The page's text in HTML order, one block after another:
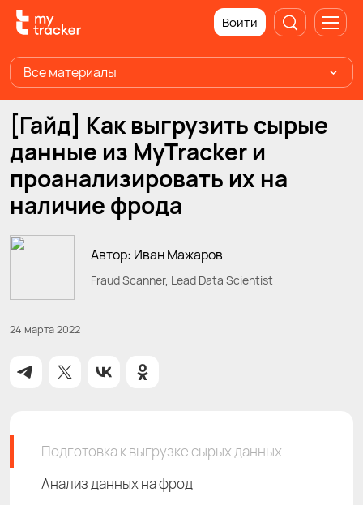
Войти
Все материалы
[Гайд] Как выгрузить сырые
данные из MyTracker и
проанализировать их на
наличие фрода
Автор: Иван Мажаров
Fraud Scanner, Lead Data Scientist
24 марта 2022
Подготовка к выгрузке сырых данных
Анализ данных на фрод